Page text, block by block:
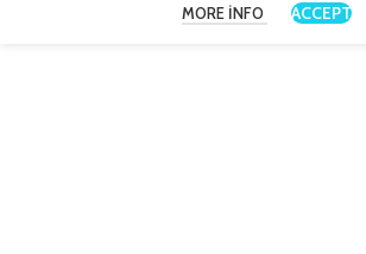
MORE INFO ACCEPT